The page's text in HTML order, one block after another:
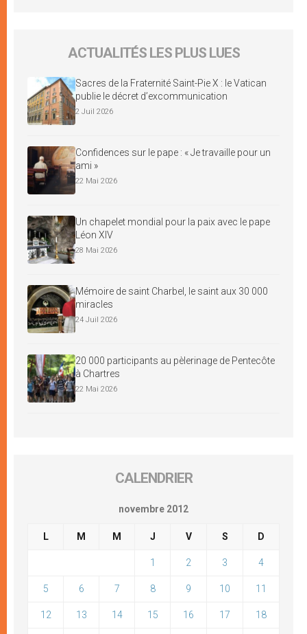
ACTUALITÉS LES PLUS LUES
Sacres de la Fraternité Saint-Pie X : le Vatican
publie le décret d’excommunication
2 Juil 2026
Confidences sur le pape : « Je travaille pour un
ami »
22 Mai 2026
Un chapelet mondial pour la paix avec le pape
Léon XIV
28 Mai 2026
Mémoire de saint Charbel, le saint aux 30 000
miracles
24 Juil 2026
20 000 participants au pèlerinage de Pentecôte
à Chartres
22 Mai 2026
CALENDRIER
novembre 2012
L M M J V S D
1 2 3 4
5 6 7 8 9 10 11
12 13 14 15 16 17 18